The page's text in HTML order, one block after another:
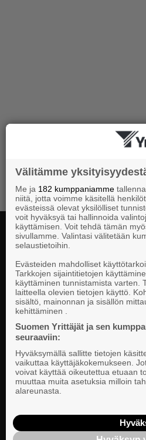
Valtakunnallista, alueellista ja
vaikuttamista pk-yrittäjien
Välitämme
Me ja 182 kumppaniamme
niitä, jotta voimme käsitellä
evästeissä olevat yksilölliset
voit hyväksyä tai hallinnoida
käyttämisen. Voit tehdä tämän
sivullamme. Valintasi välitetään
selaustietoihin.
Evästeiden mahdolliset
Tarkkojen sijaintitietojen
käyttäminen tunnistamista varten.
laitteella olevien tietojen käyttö.
sisältö, mainonnan ja sisällön
kehittäminen .
Suomen Yrittäjät ja sen
seuraaviin:
Hyväksymällä sallitte tietojen
vaikuttaa käyttäjäkokemukseen.
voivat käyttää oikeutettua etuaan
muuttaa muita asetuksia milloin
alareunasta.